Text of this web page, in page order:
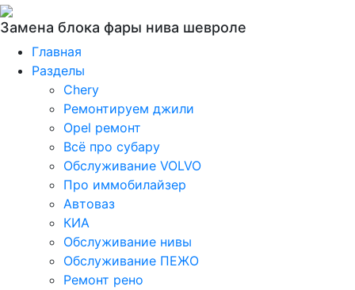
Замена блока фары нива шевроле
Главная
Разделы
Chery
Ремонтируем джили
Opel ремонт
Всё про субару
Обслуживание VOLVO
Про иммобилайзер
Автоваз
КИА
Обслуживание нивы
Обслуживание ПЕЖО
Ремонт рено